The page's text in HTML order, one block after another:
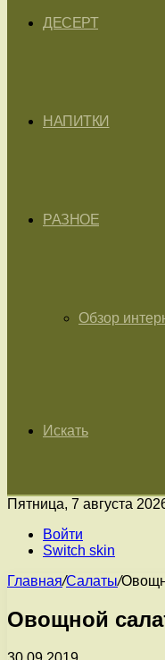
ДЕСЕРТ
НАПИТКИ
РАЗНОЕ
Обзор
Искать
Пятница, 7 августа
Войти
Switch skin
Главная/Салаты/
Овощной